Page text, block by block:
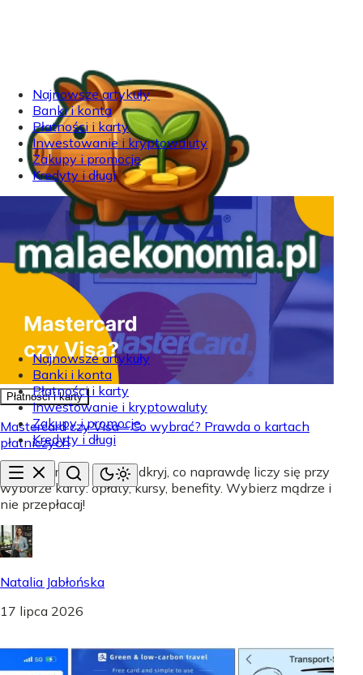
Najnowsze artykuły
Banki i konta
Płatności i karty
Inwestowanie i kryptowaluty
Zakupy i promocje
Kredyty i długi
Najnowsze artykuły
Banki i konta
Płatności i karty
Inwestowanie i kryptowaluty
Zakupy i promocje
Kredyty i długi
Płatności i karty
Mastercard czy Visa - Co wybrać? Prawda o kartach
płatniczych
Mastercard czy Visa? Odkryj, co naprawdę liczy się przy
wyborze karty: opłaty, kursy, benefity. Wybierz mądrze i
nie przepłacaj!
Natalia Jabłońska
17 lipca 2026